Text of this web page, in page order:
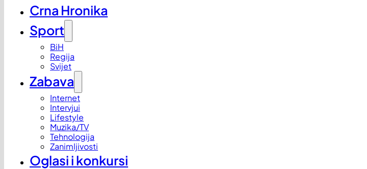
Crna Hronika
Sport
BiH
Regija
Svijet
Zabava
Internet
Intervjui
Lifestyle
Muzika/TV
Tehnologija
Zanimljivosti
Oglasi i konkursi